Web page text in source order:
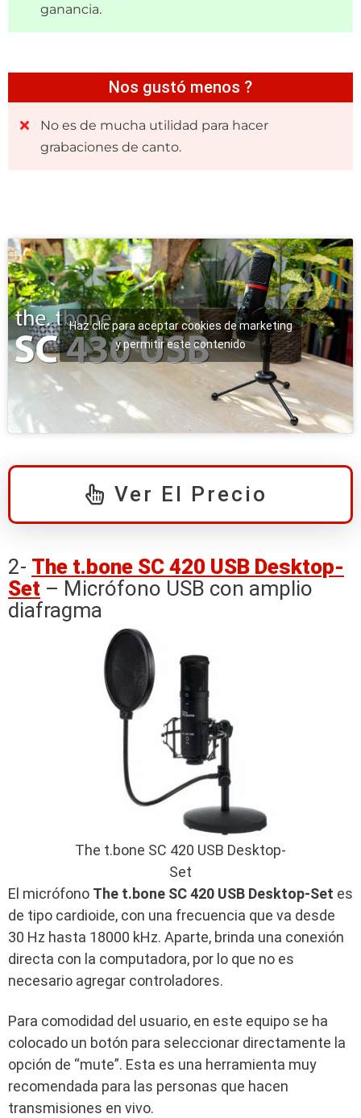
ganancia.
Nos gustó menos ?
No es de mucha utilidad para hacer
grabaciones de canto.
Haz clic para aceptar cookies de marketing
y permitir este contenido
Ver El Precio
2- The t.bone SC 420 USB Desktop-
Set – Micrófono USB con amplio
diafragma
The t.bone SC 420 USB Desktop-
Set
El micrófono The t.bone SC 420 USB Desktop-Set es
de tipo cardioide, con una frecuencia que va desde
30 Hz hasta 18000 kHz. Aparte, brinda una conexión
directa con la computadora, por lo que no es
necesario agregar controladores.
Para comodidad del usuario, en este equipo se ha
colocado un botón para seleccionar directamente la
opción de “mute”. Esta es una herramienta muy
recomendada para las personas que hacen
transmisiones en vivo.